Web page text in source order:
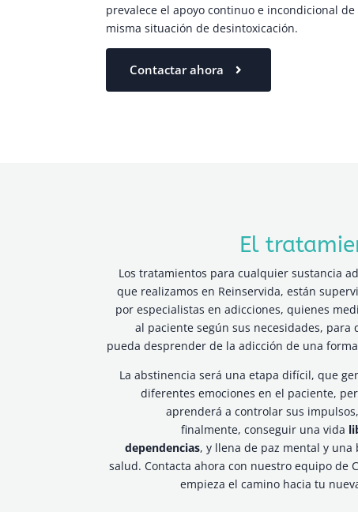
prevalece el apoyo continuo e incondicional
misma situación de desintoxicación.
Contactar ahora
El
Los tratamientos para cualquier sustancia
que realizamos en Reinservida, están
por especialistas en adicciones, quienes
al paciente según sus necesidades, para
pueda desprender de la adicción de una
La abstinencia será una etapa difícil, que
diferentes emociones en el paciente,
aprenderá a controlar sus
finalmente, conseguir una vida
dependencias, y llena de paz mental y una
salud. Contacta ahora con nuestro equipo de
empieza el camino hacia tu